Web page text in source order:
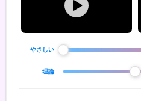
やさしい
理論